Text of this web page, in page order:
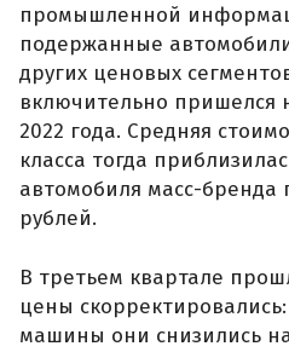
промышленной
подержанные
других ценовых
включительно пришелся
2022 года. Средняя
класса тогда
автомобиля масс-бренда
рублей.
В третьем квартале
цены
машины они снизились